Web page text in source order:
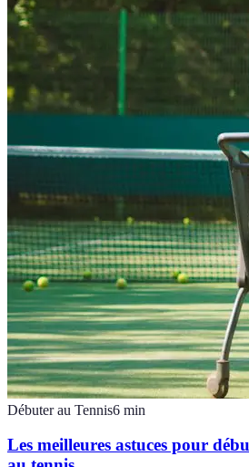
Débuter au Tennis6 min
Les meilleures astuces pour